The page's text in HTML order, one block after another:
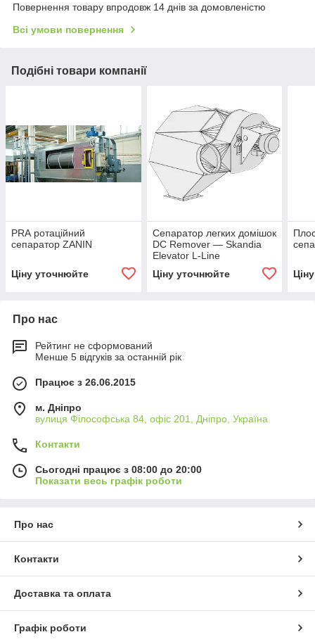
Повернення товару впродовж 14 днів за домовленістю
Всі умови повернення
Подібні товари компанії
PRА ротаційний
сепаратор ZANIN
Ціну уточнюйте
Сепаратор легких домішок
DC Remover — Skandia
Elevator L-Line
Ціну уточнюйте
Про нас
Рейтинг не сформований
Менше 5 відгуків за останній рік
Працює з 26.06.2015
м. Дніпро
вулиця Філософська 84, офіс 201, Дніпро, Україна
Контакти
Сьогодні працює з 08:00 до 20:00
Показати весь графік роботи
Про нас
Контакти
Доставка та оплата
Графік роботи